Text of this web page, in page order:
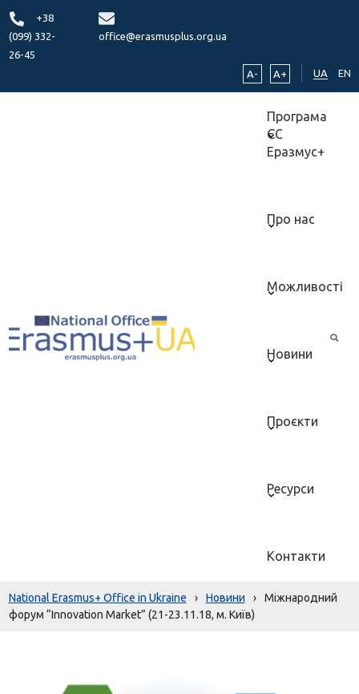
+38
(099) 332-
26-45
office@erasmusplus.org.ua
A- A+ UA EN
Програма
ЄС
Еразмус+
Про нас
Можливості
Новини
Проєкти
Ресурси
Контакти
National Erasmus+ Office in Ukraine › Новини ›
Міжнародний
форум “Innovation Market” (21-23.11.18, м. Київ)